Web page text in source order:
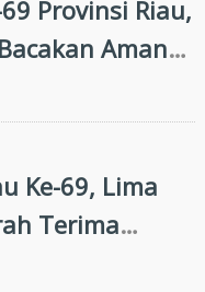
Provinsi Riau,
Amanat
Langkah
Ke-69, Lima
Terima